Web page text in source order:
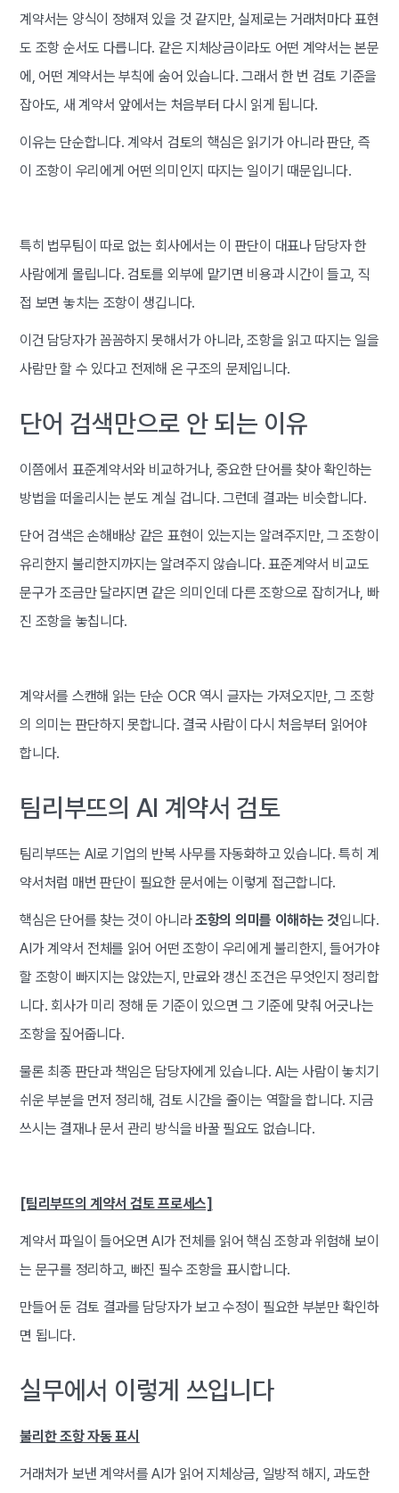
계약서는 양식이 정해져 있을 것 같지만, 실제로는 거래처마다 표현
도 조항 순서도 다릅니다. 같은 지체상금이라도 어떤 계약서는 본문
에, 어떤 계약서는 부칙에 숨어 있습니다. 그래서 한 번 검토 기준을
잡아도, 새 계약서 앞에서는 처음부터 다시 읽게 됩니다.
이유는 단순합니다. 계약서 검토의 핵심은 읽기가 아니라 판단, 즉
이 조항이 우리에게 어떤 의미인지 따지는 일이기 때문입니다.
특히 법무팀이 따로 없는 회사에서는 이 판단이 대표나 담당자 한
사람에게 몰립니다. 검토를 외부에 맡기면 비용과 시간이 들고, 직
접 보면 놓치는 조항이 생깁니다.
이건 담당자가 꼼꼼하지 못해서가 아니라, 조항을 읽고 따지는 일을
사람만 할 수 있다고 전제해 온 구조의 문제입니다.
단어 검색만으로 안 되는 이유
이쯤에서 표준계약서와 비교하거나, 중요한 단어를 찾아 확인하는
방법을 떠올리시는 분도 계실 겁니다. 그런데 결과는 비슷합니다.
단어 검색은 손해배상 같은 표현이 있는지는 알려주지만, 그 조항이
유리한지 불리한지까지는 알려주지 않습니다. 표준계약서 비교도
문구가 조금만 달라지면 같은 의미인데 다른 조항으로 잡히거나, 빠
진 조항을 놓칩니다.
계약서를 스캔해 읽는 단순 OCR 역시 글자는 가져오지만, 그 조항
의 의미는 판단하지 못합니다. 결국 사람이 다시 처음부터 읽어야
합니다.
팀리부뜨의 AI 계약서 검토
팀리부뜨는 AI로 기업의 반복 사무를 자동화하고 있습니다. 특히 계
약서처럼 매번 판단이 필요한 문서에는 이렇게 접근합니다.
핵심은 단어를 찾는 것이 아니라조항의 의미를 이해하는 것입니다.
AI가 계약서 전체를 읽어 어떤 조항이 우리에게 불리한지, 들어가야
할 조항이 빠지지는 않았는지, 만료와 갱신 조건은 무엇인지 정리합
니다. 회사가 미리 정해 둔 기준이 있으면 그 기준에 맞춰 어긋나는
조항을 짚어줍니다.
물론 최종 판단과 책임은 담당자에게 있습니다. AI는 사람이 놓치기
쉬운 부분을 먼저 정리해, 검토 시간을 줄이는 역할을 합니다. 지금
쓰시는 결재나 문서 관리 방식을 바꿀 필요도 없습니다.
[팀리부뜨의 계약서 검토 프로세스]
계약서 파일이 들어오면 AI가 전체를 읽어 핵심 조항과 위험해 보이
는 문구를 정리하고, 빠진 필수 조항을 표시합니다.
만들어 둔 검토 결과를 담당자가 보고 수정이 필요한 부분만 확인하
면 됩니다.
실무에서 이렇게 쓰입니다
불리한 조항 자동 표시
거래처가 보낸 계약서를 AI가 읽어 지체상금, 일방적 해지, 과도한